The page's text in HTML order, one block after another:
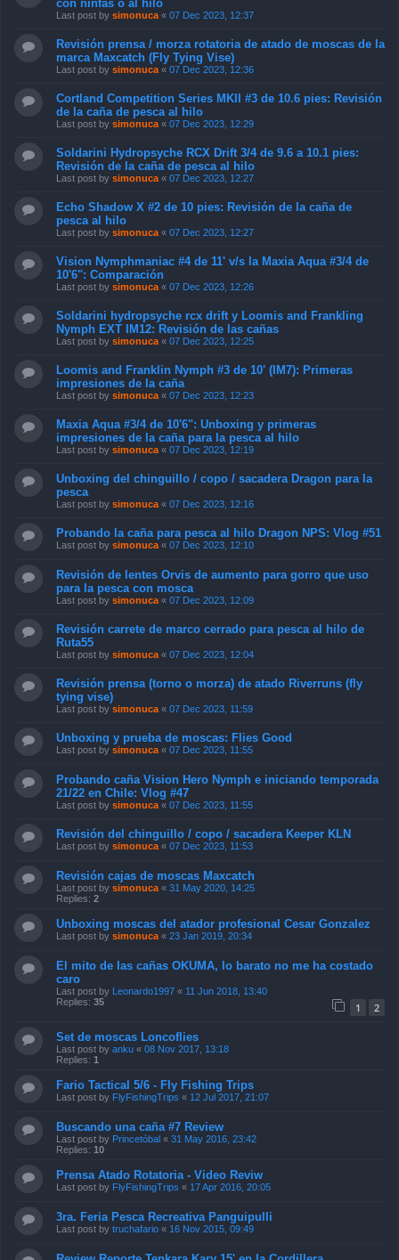
con ninfas o al hilo
Last post by simonuca « 07 Dec 2023, 12:37
Revisión prensa / morza rotatoria de atado de moscas de la
marca Maxcatch (Fly Tying Vise)
Last post by simonuca « 07 Dec 2023, 12:36
Cortland Competition Series MKII #3 de 10.6 pies: Revisión
de la caña de pesca al hilo
Last post by simonuca « 07 Dec 2023, 12:29
Soldarini Hydropsyche RCX Drift 3/4 de 9.6 a 10.1 pies:
Revisión de la caña de pesca al hilo
Last post by simonuca « 07 Dec 2023, 12:27
Echo Shadow X #2 de 10 pies: Revisión de la caña de
pesca al hilo
Last post by simonuca « 07 Dec 2023, 12:27
Vision Nymphmaniac #4 de 11' v/s la Maxia Aqua #3/4 de
10'6": Comparación
Last post by simonuca « 07 Dec 2023, 12:26
Soldarini hydropsyche rcx drift y Loomis and Frankling
Nymph EXT IM12: Revisión de las cañas
Last post by simonuca « 07 Dec 2023, 12:25
Loomis and Franklin Nymph #3 de 10' (IM7): Primeras
impresiones de la caña
Last post by simonuca « 07 Dec 2023, 12:23
Maxia Aqua #3/4 de 10'6": Unboxing y primeras
impresiones de la caña para la pesca al hilo
Last post by simonuca « 07 Dec 2023, 12:19
Unboxing del chinguillo / copo / sacadera Dragon para la
pesca
Last post by simonuca « 07 Dec 2023, 12:16
Probando la caña para pesca al hilo Dragon NPS: Vlog #51
Last post by simonuca « 07 Dec 2023, 12:10
Revisión de lentes Orvis de aumento para gorro que uso
para la pesca con mosca
Last post by simonuca « 07 Dec 2023, 12:09
Revisión carrete de marco cerrado para pesca al hilo de
Ruta55
Last post by simonuca « 07 Dec 2023, 12:04
Revisión prensa (torno o morza) de atado Riverruns (fly
tying vise)
Last post by simonuca « 07 Dec 2023, 11:59
Unboxing y prueba de moscas: Flies Good
Last post by simonuca « 07 Dec 2023, 11:55
Probando caña Vision Hero Nymph e iniciando temporada
21/22 en Chile: Vlog #47
Last post by simonuca « 07 Dec 2023, 11:55
Revisión del chinguillo / copo / sacadera Keeper KLN
Last post by simonuca « 07 Dec 2023, 11:53
Revisión cajas de moscas Maxcatch
Last post by simonuca « 31 May 2020, 14:25
Replies: 2
Unboxing moscas del atador profesional Cesar Gonzalez
Last post by simonuca « 23 Jan 2019, 20:34
El mito de las cañas OKUMA, lo barato no me ha costado
caro
Last post by Leonardo1997 « 11 Jun 2018, 13:40
Replies: 35 1 2
Set de moscas Loncoflies
Last post by anku « 08 Nov 2017, 13:18
Replies: 1
Fario Tactical 5/6 - Fly Fishing Trips
Last post by FlyFishingTrips « 12 Jul 2017, 21:07
Buscando una caña #7 Review
Last post by Princetóbal « 31 May 2016, 23:42
Replies: 10
Prensa Atado Rotatoria - Video Reviw
Last post by FlyFishingTrips « 17 Apr 2016, 20:05
3ra. Feria Pesca Recreativa Panguipulli
Last post by truchafario « 16 Nov 2015, 09:49